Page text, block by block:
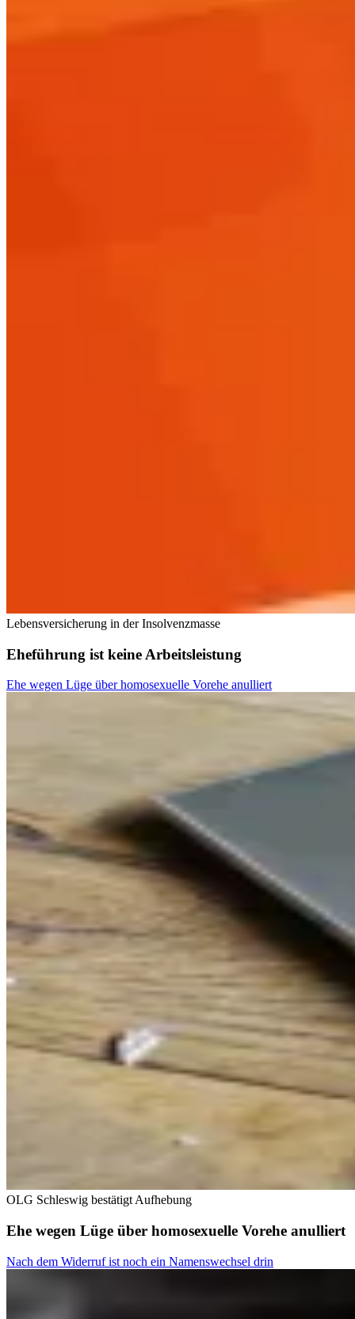
Lebensversicherung in der Insolvenzmasse
Eheführung ist keine Arbeitsleistung
Ehe wegen Lüge über homosexuelle Vorehe anulliert
OLG Schleswig bestätigt Aufhebung
Ehe wegen Lüge über homosexuelle Vorehe anulliert
Nach dem Widerruf ist noch ein Namenswechsel drin